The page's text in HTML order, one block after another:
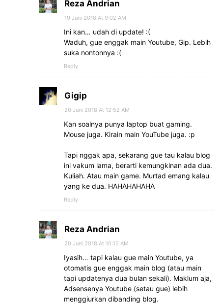
Reza Andrian
19 Juni 2018 At 9:02 AM
Ini kan… udah di update! :(
Waduh, gue enggak main Youtube, Gip. Lebih
suka nontonnya :(
Reply
Gigip
20 Juni 2018 At 12:52 AM
Kan soalnya punya laptop buat gaming.
Mouse juga. Kirain main YouTube juga. :p
Tapi nggak apa, sekarang gue tau kalau blog
ini vakum lama, berarti kemungkinan ada dua.
Kuliah. Atau main game. Murtad emang kalau
yang ke dua. HAHAHAHAHA
Reply
Reza Andrian
20 Juni 2018 At 10:15 AM
Iyasih… tapi kalau gue main Youtube, ya
otomatis gue enggak main blog (atau main
tapi updatenya dua bulan sekali). Maklum aja,
Adsensenya Youtube (setau gue) lebih
menggiurkan dibanding blog.